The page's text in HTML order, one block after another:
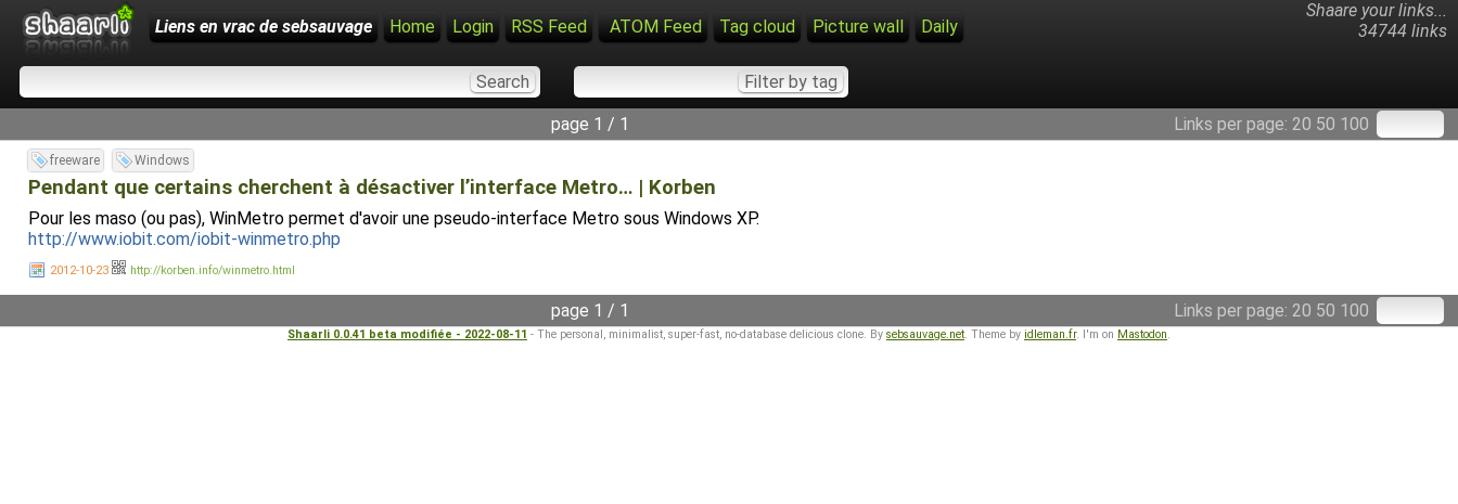
Shaare your links...
34744 links
Liens en vrac de sebsauvage Home Login RSS Feed ATOM Feed Tag cloud Picture wall Daily
Links per page: 20 50 100
page 1 / 1
freeware Windows
Pendant que certains cherchent à désactiver l’interface Metro… | Korben
Pour les maso (ou pas), WinMetro permet d'avoir une pseudo-interface Metro sous Windows XP.
http://www.iobit.com/iobit-winmetro.php
2012-10-23 http://korben.info/winmetro.html
Links per page: 20 50 100
page 1 / 1
Shaarli 0.0.41 beta modifiée - 2022-08-11 - The personal, minimalist, super-fast, no-database delicious clone. By sebsauvage.net. Theme by idleman.fr. I'm on Mastodon.